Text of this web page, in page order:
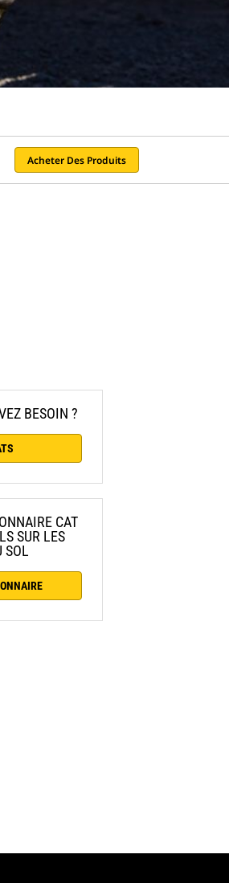
Acheter Des Produits
BESOIN ?
CAT
SUR LES
SOL